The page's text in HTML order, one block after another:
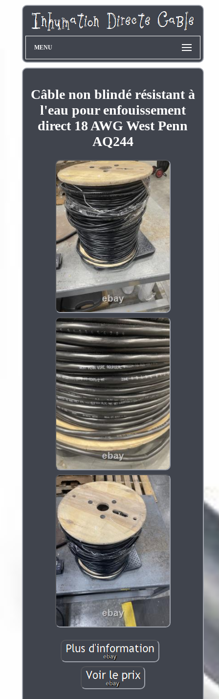
MENU
Câble non blindé résistant à
l'eau pour enfouissement
direct 18 AWG West Penn
AQ244